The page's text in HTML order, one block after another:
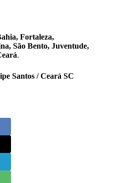
Fortaleza,
São Bento, Juventude,
.
Santos / Ceará SC